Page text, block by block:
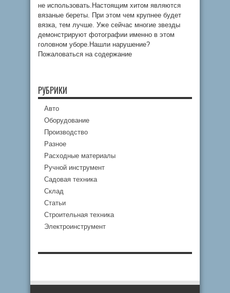
не использовать.Настоящим хитом являются
вязаные береты. При этом чем крупнее будет
вязка, тем лучше. Уже сейчас многие звезды
демонстрируют фотографии именно в этом
головном уборе.Нашли нарушение?
Пожаловаться на содержание
РУБРИКИ
Авто
Оборудование
Производство
Разное
Расходные материалы
Ручной инструмент
Садовая техника
Склад
Статьи
Строительная техника
Электроинструмент